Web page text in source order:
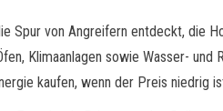
Spur von Angreifern entdeckt, die
Klimaanlagen sowie Wasser-
kaufen, wenn der Preis niedrig